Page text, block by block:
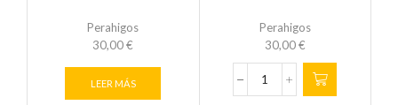
Perahigos
30,00€
LEER MÁS
Perahigos
30,00€
VINO